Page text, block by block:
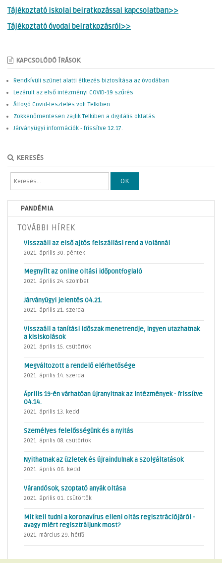
Tájékoztató iskolai beiratkozással kapcsolatban>>
Tájékoztató óvodai beiratkozásról>>
KAPCSOLÓDÓ ÍRÁSOK
Rendkívüli szünet alatti étkezés biztosítása az óvodában
Lezárult az első intézményi COVID-19 szűrés
Átfogó Covid-tesztelés volt Telkiben
Zökkenőmentesen zajlik Telkiben a digitális oktatás
Járványügyi információk - frissítve 12.17.
KERESÉS
OK
PANDÉMIA
TOVÁBBI HÍREK
Visszaáll az első ajtós felszállási rend a Volánnál
2021. április 30. péntek
Megnyílt az online oltási időpontfoglaló
2021. április 24. szombat
Járványügyi jelentés 04.21.
2021. április 21. szerda
Visszaáll a tanítási időszak menetrendje, ingyen utazhatnak
a kisiskolások
2021. április 15. csütörtök
Megváltozott a rendelő elérhetősége
2021. április 14. szerda
Április 19-én várhatóan újranyitnak az intézmények - frissítve
04.14.
2021. április 13. kedd
Személyes felelősségünk és a nyitás
2021. április 08. csütörtök
Nyithatnak az üzletek és újraindulnak a szolgáltatások
2021. április 06. kedd
Várandósok, szoptató anyák oltása
2021. április 01. csütörtök
Mit kell tudni a koronavírus elleni oltás regisztrációjáról -
avagy miért regisztráljunk most?
2021. március 29. hétfő